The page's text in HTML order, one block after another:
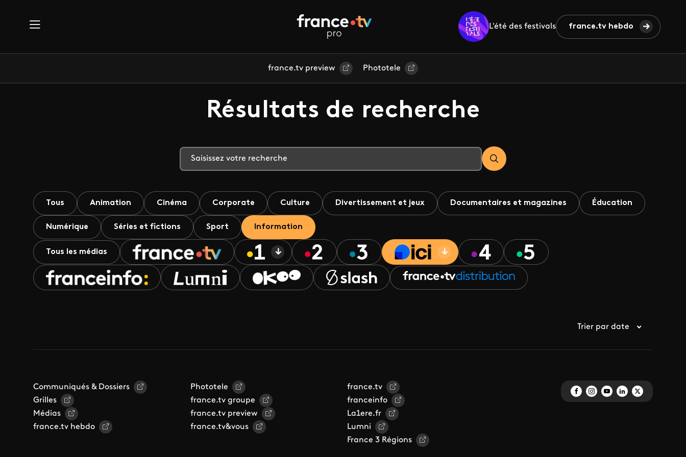
L'été des festivals france.tv hebdo
france.tv preview Phototele
Résultats de recherche
Tous Animation Cinéma Corporate Culture Divertissement et jeux Documentaires et magazines Éducation
Numérique Séries et fictions Sport Information
Tous les médias
Trier par date
Communiqués & Dossiers
Grilles
Médias
france.tv hebdo
Phototele
france.tv groupe
france.tv preview
france.tv&vous
france.tv
franceinfo
La1ere.fr
Lumni
France 3 Régions